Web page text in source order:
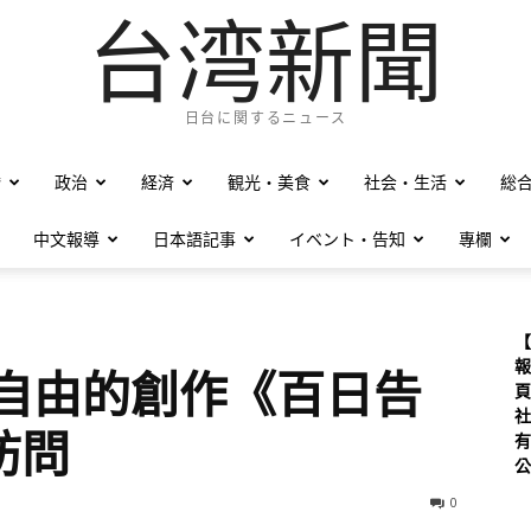
台湾新聞
日台に関するニュース
政治 経済 観光・美食 社会・生活 総
中文報導 日本語記事 イベント・告知 專欄
由的創作《百日告
問
0